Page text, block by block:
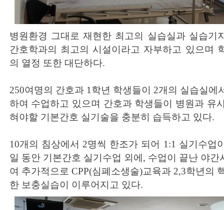
병원환경 그대로 재현한 최고의 실습실과 실습기
간호학과의 최고의 시설이라고 자부하고 있으며
의 열정 또한 대단하다.
250여명의 간호과 1학년 학생들이 2개의 실습실에
하여 수업하고 있으며 간호과 학생들이 병원과 유
혀야할 기본간호 실기술을 충분히 습득하고 있다.
10개의 침상에서 2명씩 한조가 되어 1:1 실기수업
일 동안 기본간호 실기수업 외에, 수업이 끝난 야
여 추가적으로 CPP(심폐소생술)교육과 2,3학년의
한 보충실습이 이루어지고 있다.